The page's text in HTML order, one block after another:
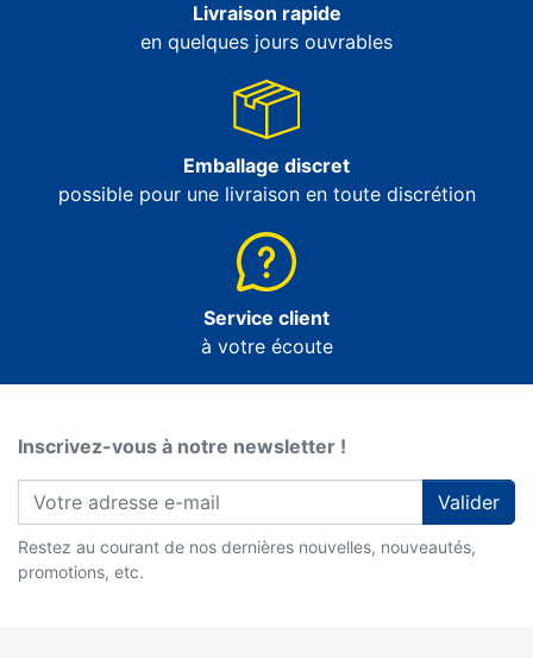
Livraison rapide
en quelques jours ouvrables
Emballage discret
possible pour une livraison en toute discrétion
Service client
à votre écoute
Inscrivez-vous à notre newsletter !
Valider
Restez au courant de nos dernières nouvelles, nouveautés,
promotions, etc.